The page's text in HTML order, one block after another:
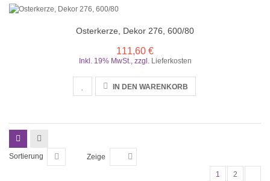
Osterkerze, Dekor 276, 600/80
111,60 €
Inkl. 19% MwSt., zzgl. Lieferkosten
IN DEN WARENKORB
Sortierung Zeige
1 2